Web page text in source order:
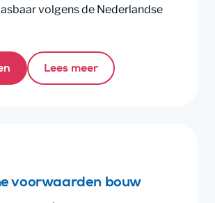
volgens de Nederlandse
Lees meer
voorwaarden bouw